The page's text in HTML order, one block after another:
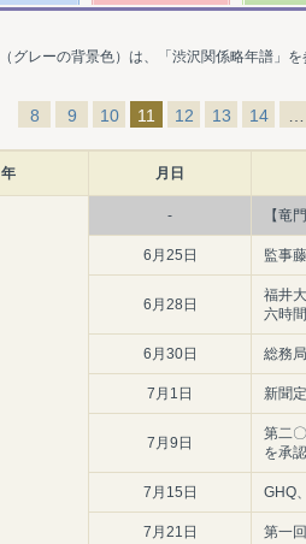
（グレーの背景色）は、「渋沢関係略年譜」
8 9 10 11 12 13 14
年 月日
- 【竜
6月25日 監事
6月28日
福井
六時
6月30日 総務
7月1日 新聞
7月9日
第二
を承
7月15日 GHQ
7月21日 第一